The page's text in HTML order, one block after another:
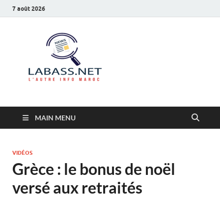
7 août 2026
MAIN MENU
VIDÉOS
Grèce : le bonus de noël
versé aux retraités